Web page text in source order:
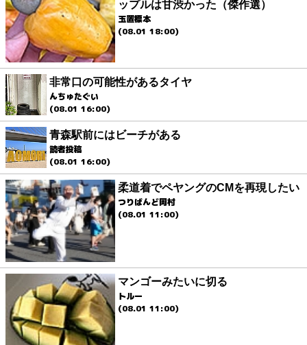
ップルは甘渋かった（傑作選）
玉置標本
(08.01 18:00)
非常口の可能性があるタイヤ
んちゅたぐい
(08.01 16:00)
青森駅前にはビーチがある
読者投稿
(08.01 16:00)
柔道着でペヤングのCMを再現したい
つりばんど岡村
(08.01 11:00)
マンゴーみたいに切る
トルー
(08.01 11:00)